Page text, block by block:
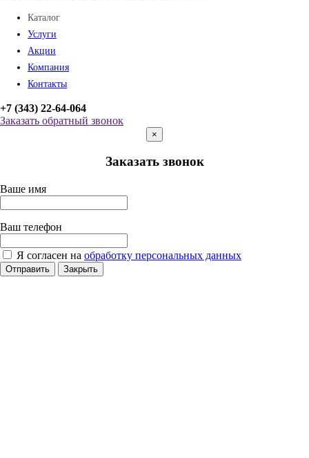
Каталог
Услуги
Акции
Компания
Контакты
+7 (343) 22-64-064
Заказать обратный звонок
×
Заказать звонок
Ваше имя
Ваш телефон
Я согласен на обработку персональных данных
Отправить Закрыть